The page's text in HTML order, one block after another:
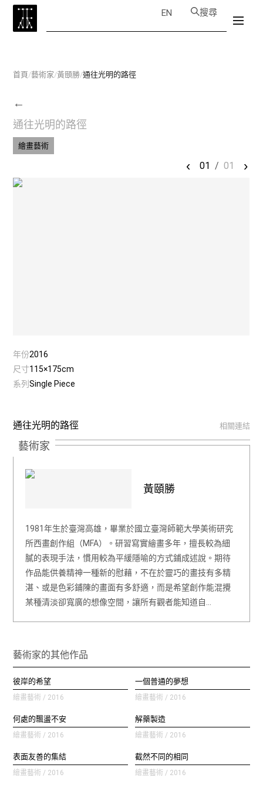
EN 搜尋
首頁/藝術家/黃頤勝/通往光明的路徑
←
通往光明的路徑
繪畫藝術
‹ 01 / 01 ›
年份2016
尺寸115×175cm
系列Single Piece
通往光明的路徑 相關連結
藝術家
黃頤勝
1981年生於臺灣高雄，畢業於國立臺灣師範大學美術研究
所西畫創作組（MFA）。研習寫實繪畫多年，擅長較為細
膩的表現手法，慣用較為平緩隱喻的方式鋪成述說。期待
作品能供養精神一種新的慰藉，不在於靈巧的畫技有多精
湛、或是色彩鋪陳的畫面有多舒適，而是希望創作能混攪
某種清淡卻寬廣的想像空間，讓所有觀者能知道自…
藝術家的其他作品
彼岸的希望
繪畫藝術 / 2016
一個普通的夢想
繪畫藝術 / 2016
何處的飄盪不安
繪畫藝術 / 2016
解藥製造
繪畫藝術 / 2016
表面友善的集結
繪畫藝術 / 2016
截然不同的相同
繪畫藝術 / 2016